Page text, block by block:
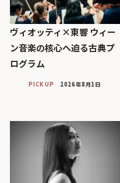
ヴィオッティ×東響 ウィー
ン音楽の核心へ迫る古典プ
ログラム
PICK UP 2026年8月1日